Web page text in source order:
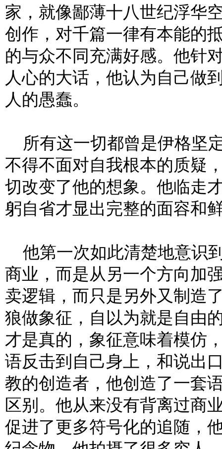
家，就像鄙薄十八世纪浮华
创作，对千篇一律有本能的
的与众不同充满好感。他针
人心的大话，他认为自己做
人的愚蠢。
所有这一切都曾是伊格坚
不得不面对自我根本的质疑
切改变了他的想象。他临走
躬自省才显出完整的面容和
他第一次如此清楚地意识
商业，而是从另一个方向加
卖逻辑，而只是另外又制造
狼做象征，自以为就是自由
才是真的，象征意味着模仿
语反击到自己身上，和说出
教的创造者，他创造了一套
区别。他从来没有背离过商
促进了更多符号化的追随，